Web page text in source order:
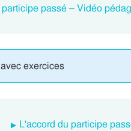
participe passé – Vidéo
exercices
L'accord du participe